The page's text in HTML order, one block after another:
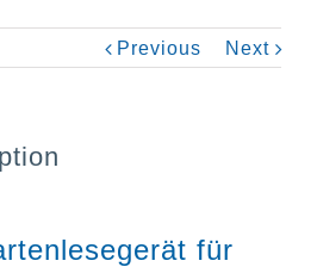
Previous Next
für